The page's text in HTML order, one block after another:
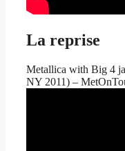
La reprise
Metallica with Big 4
NY 2011) –